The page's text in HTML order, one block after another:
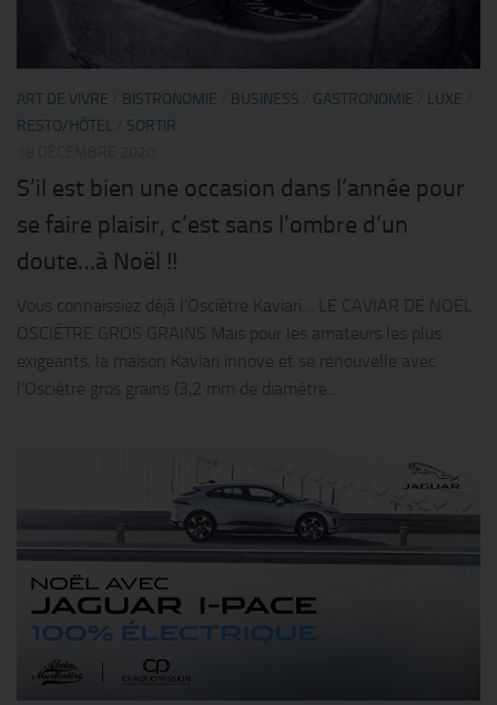
ART DE VIVRE BISTRONOMIE BUSINESS GASTRONOMIE LUXE
RESTO/HÔTEL
SORTIR
S’il est bien une occasion dans l’année pour
se faire plaisir, c’est sans l’ombre d’un
doute…à Noël !!
Vous connaissiez déjà l’Osciètre Kaviari… LE CAVIAR DE NOËL
OSCIÈTRE GROS GRAINS Mais pour les amateurs les plus
exigeants, la maison Kaviari innove et se renouvelle avec
l’Osciètre gros grains (3,2 mm de diamètre...